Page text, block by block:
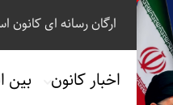
ارگان رسانه ای کانون
اخبار کانون بین